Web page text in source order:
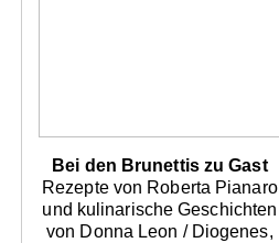
Bei den Brunettis zu Gast
Rezepte von Roberta Pianaro
und kulinarische Geschichten
von Donna Leon / Diogenes,